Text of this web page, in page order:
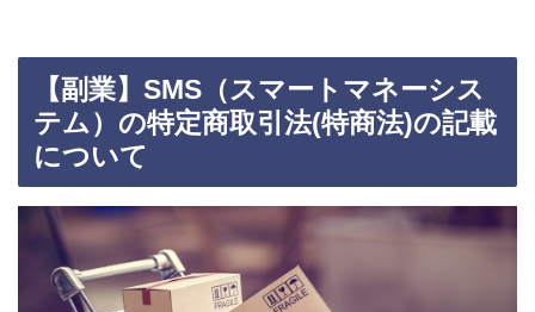
【副業】SMS（スマートマネーシス
テム）の特定商取引法(特商法)の記載
について